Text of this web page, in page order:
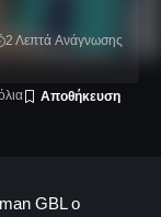
2 Λεπτά Aνάγνωσης
GBL ο